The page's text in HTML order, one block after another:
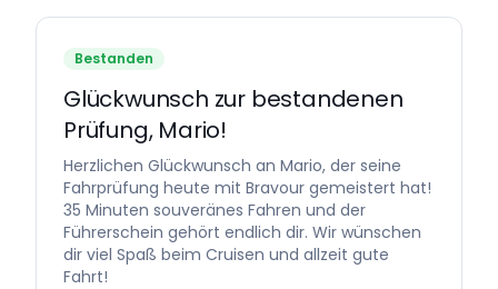
Bestanden
Glückwunsch zur bestandenen
Prüfung, Mario!
Herzlichen Glückwunsch an Mario, der seine
Fahrprüfung heute mit Bravour gemeistert hat!
35 Minuten souveränes Fahren und der
Führerschein gehört endlich dir. Wir wünschen
dir viel Spaß beim Cruisen und allzeit gute
Fahrt!